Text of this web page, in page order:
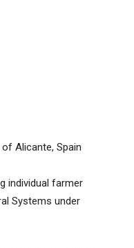
Alicante, Spain
individual farmer
Systems under